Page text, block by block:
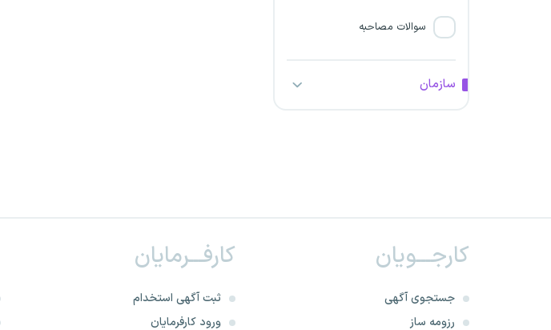
سوالات مصاحبه
سازمان
کارجـــویان
جستجوی آگهی
رزومه ساز
کارفـــرمایان
ثبت آگهی استخدام
ورود کارفرمایان